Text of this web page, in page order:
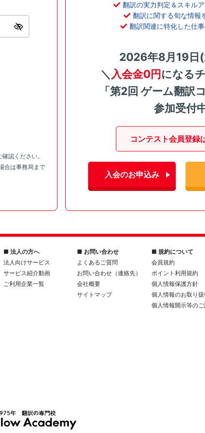
認ください。
合は事務局まで
翻訳の実力判定＆スキル
翻訳に関する旬な情報
翻訳関連に特化した仕
2026年8月19日
＼ 入会金0円になる
「第2回 ゲーム翻訳
参加受付
コンテスト会員登録
入会のお申込み
■ 法人の方へ
法人向けサービス
サービス紹介動画
ご利用企業一覧
■ お問い合わせ
よくあるご質問
お問い合わせ（連絡先）
会社概要
サイトマップ
■ 規約について
会員規約
ポイント利用規約
個人情報保護方針
個人情報のお取り
個人情報開示等の